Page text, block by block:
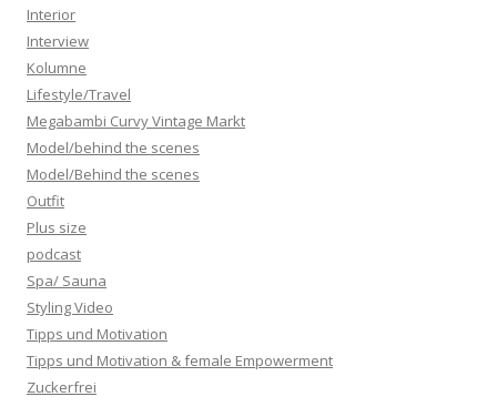
Interior
Interview
Kolumne
Lifestyle/Travel
Megabambi Curvy Vintage Markt
Model/behind the scenes
Model/Behind the scenes
Outfit
Plus size
podcast
Spa/ Sauna
Styling Video
Tipps und Motivation
Tipps und Motivation & female Empowerment
Zuckerfrei